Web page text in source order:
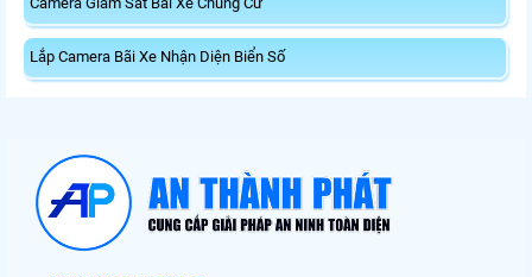
Lắp Camera Bãi Xe Nhận Diện Biển Số